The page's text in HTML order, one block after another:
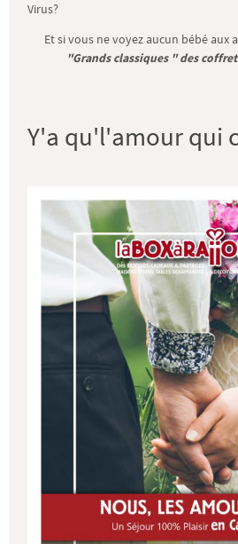
Virus?
Et si vous ne voyez aucun bébé aux
"Grands classiques " des
Y'a qu'l'amour qui